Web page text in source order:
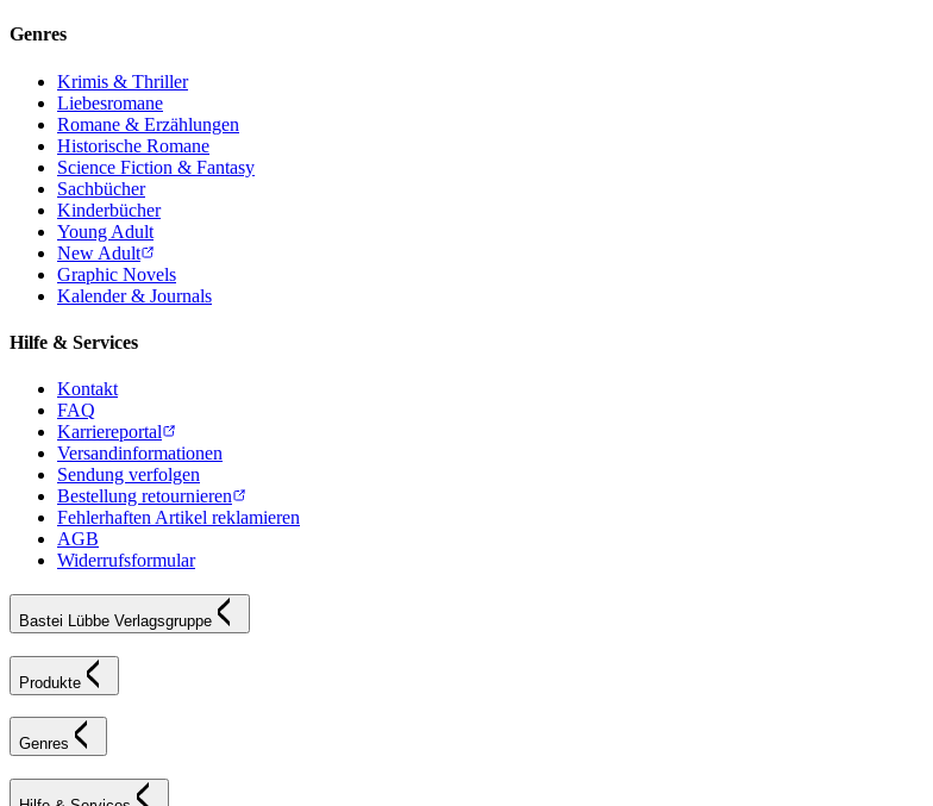
Genres
Krimis & Thriller
Liebesromane
Romane & Erzählungen
Historische Romane
Science Fiction & Fantasy
Sachbücher
Kinderbücher
Young Adult
New Adult
Graphic Novels
Kalender & Journals
Hilfe & Services
Kontakt
FAQ
Karriereportal
Versandinformationen
Sendung verfolgen
Bestellung retournieren
Fehlerhaften Artikel reklamieren
AGB
Widerrufsformular
Bastei Lübbe Verlagsgruppe
Produkte
Genres